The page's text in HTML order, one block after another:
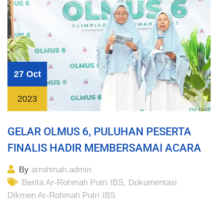
27 Oct
2023
GELAR OLMUS 6, PULUHAN PESERTA
FINALIS HADIR MEMBERSAMAI ACARA
By arrohmah.admin
Berita Ar-Rohmah Putri IBS, Dokumentasi
Dikmen Ar-Rohmah Putri IBS